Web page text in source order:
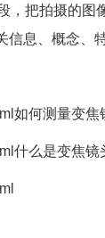
把拍摄的
息、概念、
如何测量变焦
什么是变焦镜